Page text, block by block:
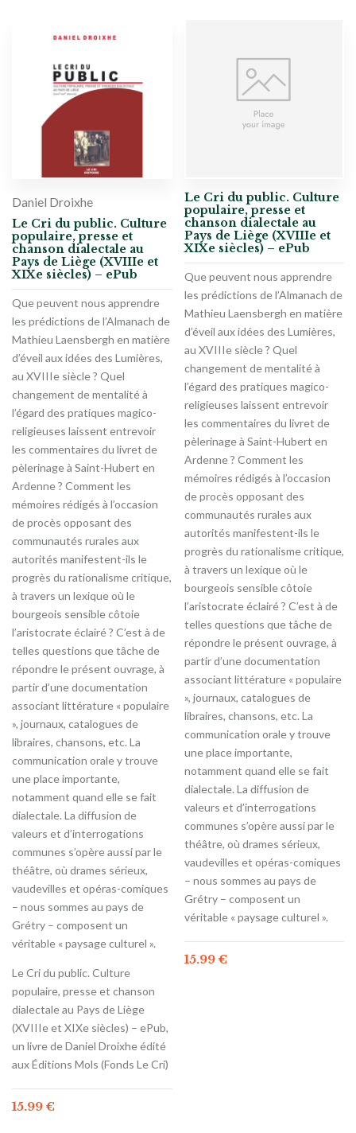
Daniel Droixhe
Le Cri du public. Culture
populaire, presse et
chanson dialectale au
Pays de Liège (XVIIIe et
XIXe siècles) – ePub
Que peuvent nous apprendre
les prédictions de l’Almanach de
Mathieu Laensbergh en matière
d’éveil aux idées des Lumières,
au XVIIIe siècle ? Quel
changement de mentalité à
l’égard des pratiques magico-
religieuses laissent entrevoir
les commentaires du livret de
pèlerinage à Saint-Hubert en
Ardenne ? Comment les
mémoires rédigés à l’occasion
de procès opposant des
communautés rurales aux
autorités manifestent-ils le
progrès du rationalisme critique,
à travers un lexique où le
bourgeois sensible côtoie
l’aristocrate éclairé ? C’est à de
telles questions que tâche de
répondre le présent ouvrage, à
partir d’une documentation
associant littérature « populaire
», journaux, catalogues de
libraires, chansons, etc. La
communication orale y trouve
une place importante,
notamment quand elle se fait
dialectale. La diffusion de
valeurs et d’interrogations
communes s’opère aussi par le
théâtre, où drames sérieux,
vaudevilles et opéras-comiques
– nous sommes au pays de
Grétry – composent un
véritable « paysage culturel ».
Le Cri du public. Culture
populaire, presse et chanson
dialectale au Pays de Liège
(XVIIIe et XIXe siècles) – ePub,
un livre de Daniel Droixhe édité
aux Éditions Mols (Fonds Le Cri)
15.99 €
Le Cri du public. Culture
populaire, presse et
chanson dialectale au
Pays de Liège (XVIIIe et
XIXe siècles) – ePub
Que peuvent nous apprendre
les prédictions de l’Almanach de
Mathieu Laensbergh en matière
d’éveil aux idées des Lumières,
au XVIIIe siècle ? Quel
changement de mentalité à
l’égard des pratiques magico-
religieuses laissent entrevoir
les commentaires du livret de
pèlerinage à Saint-Hubert en
Ardenne ? Comment les
mémoires rédigés à l’occasion
de procès opposant des
communautés rurales aux
autorités manifestent-ils le
progrès du rationalisme critique,
à travers un lexique où le
bourgeois sensible côtoie
l’aristocrate éclairé ? C’est à de
telles questions que tâche de
répondre le présent ouvrage, à
partir d’une documentation
associant littérature « populaire
», journaux, catalogues de
libraires, chansons, etc. La
communication orale y trouve
une place importante,
notamment quand elle se fait
dialectale. La diffusion de
valeurs et d’interrogations
communes s’opère aussi par le
théâtre, où drames sérieux,
vaudevilles et opéras-comiques
– nous sommes au pays de
Grétry – composent un
véritable « paysage culturel ».
15.99 €